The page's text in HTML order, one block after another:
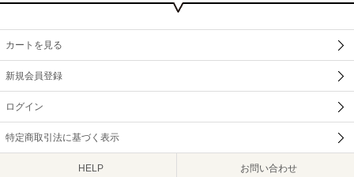
カートを見る
新規会員登録
ログイン
特定商取引法に基づく表示
HELP お問い合わせ